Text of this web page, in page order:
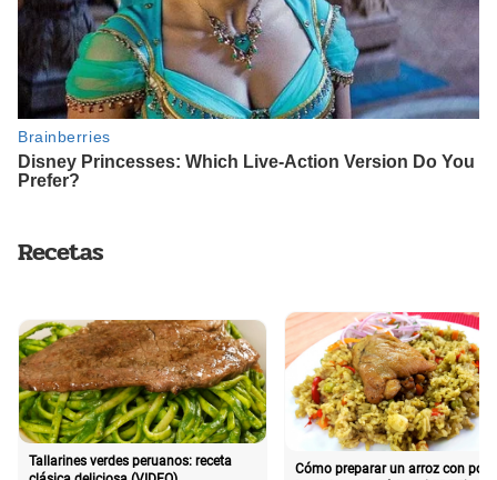
Recetas
Tallarines verdes peruanos: receta
Cómo preparar un arroz con pollo